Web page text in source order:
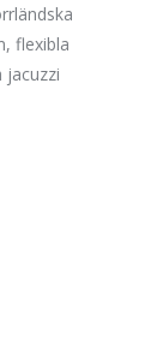
flexibla
jacuzzi